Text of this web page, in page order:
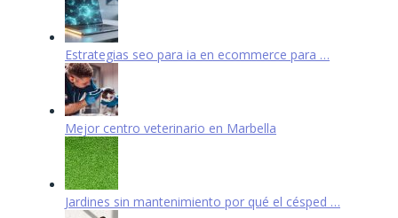
Estrategias seo para ia en ecommerce para …
Mejor centro veterinario en Marbella
Jardines sin mantenimiento por qué el césped …